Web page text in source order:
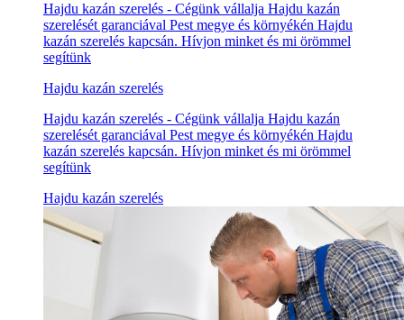
Hajdu kazán szerelés - Cégünk vállalja Hajdu kazán
szerelését garanciával Pest megye és környékén Hajdu
kazán szerelés kapcsán. Hívjon minket és mi örömmel
segítünk
Hajdu kazán szerelés
Hajdu kazán szerelés - Cégünk vállalja Hajdu kazán
szerelését garanciával Pest megye és környékén Hajdu
kazán szerelés kapcsán. Hívjon minket és mi örömmel
segítünk
Hajdu kazán szerelés